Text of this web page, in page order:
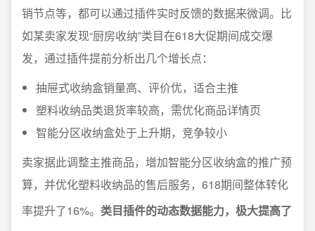
销节点等，都可以通过插件实时反馈的数据来微调。比
如某卖家发现“厨房收纳”类目在618大促期间成交爆
发，通过插件提前分析出几个增长点：
抽屉式收纳盒销量高、评价优，适合主推
塑料收纳品类退货率较高，需优化商品详情页
智能分区收纳盒处于上升期，竞争较小
卖家据此调整主推商品，增加智能分区收纳盒的推广预
算，并优化塑料收纳品的售后服务，618期间整体转化
率提升了16%。 类目插件的动态数据能力，极大提高了